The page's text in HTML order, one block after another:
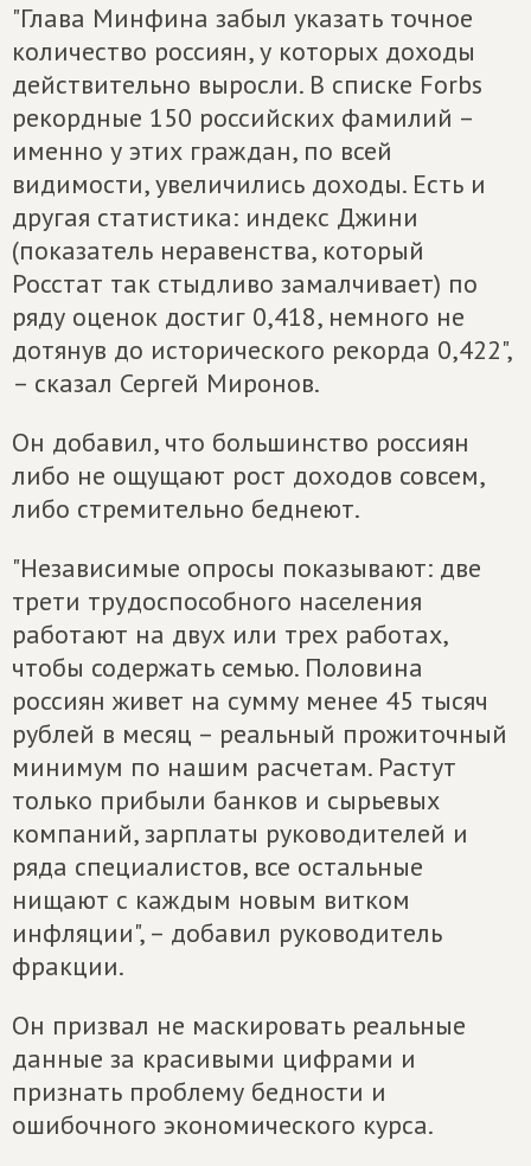
"Глава Минфина забыл указать точное
количество россиян, у которых доходы
действительно выросли. В списке Forbs
рекордные 150 российских фамилий –
именно у этих граждан, по всей
видимости, увеличились доходы. Есть и
другая статистика: индекс Джини
(показатель неравенства, который
Росстат так стыдливо замалчивает) по
ряду оценок достиг 0,418, немного не
дотянув до исторического рекорда 0,422",
– сказал Сергей Миронов.
Он добавил, что большинство россиян
либо не ощущают рост доходов совсем,
либо стремительно беднеют.
"Независимые опросы показывают: две
трети трудоспособного населения
работают на двух или трех работах,
чтобы содержать семью. Половина
россиян живет на сумму менее 45 тысяч
рублей в месяц – реальный прожиточный
минимум по нашим расчетам. Растут
только прибыли банков и сырьевых
компаний, зарплаты руководителей и
ряда специалистов, все остальные
нищают с каждым новым витком
инфляции", – добавил руководитель
фракции.
Он призвал не маскировать реальные
данные за красивыми цифрами и
признать проблему бедности и
ошибочного экономического курса.